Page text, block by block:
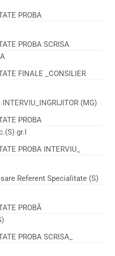
PROBA
PROBA SCRISA
FINALE _CONSILIER
(MG)
PROBA
gr.I
PROBA INTERVIU_
Referent Specialitate (S)
PROBĂ
PROBA SCRISA_